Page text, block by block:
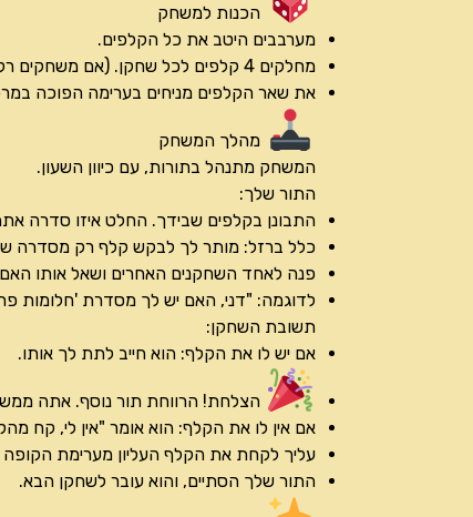
הכנות למשחק
מערבבים היטב את כל הקלפים.
מחלקים 4 קלפים לכל שחקן. (אם משחקים רק שניים או שלושה שחקנים, מומלץ לחלק 5 או 6 קלפים).
את שאר הקלפים מניחים בערימה הפוכה
מהלך המשחק
המשחק מתנהל בתורות, עם כיוון השעון.
התור שלך:
התבונן בקלפים שבידך. החלט איזו סדרה
כלל ברזל: מותר לך לבקש קלף רק מסדרה
פנה לאחד השחקנים האחרים ושאל אותו
לדוגמה: "דני, האם יש לך מסדרת 'חלומות
תשובת השחקן:
אם יש לו את הקלף: הוא חייב לתת לך אותו.
הצלחת! הרווחת תור נוסף. אתה
אם אין לו את הקלף: הוא אומר "אין לי, קח
עליך לקחת את הקלף העליון מערימת הקופה
התור שלך הסתיים, והוא עובר לשחקן הבא.